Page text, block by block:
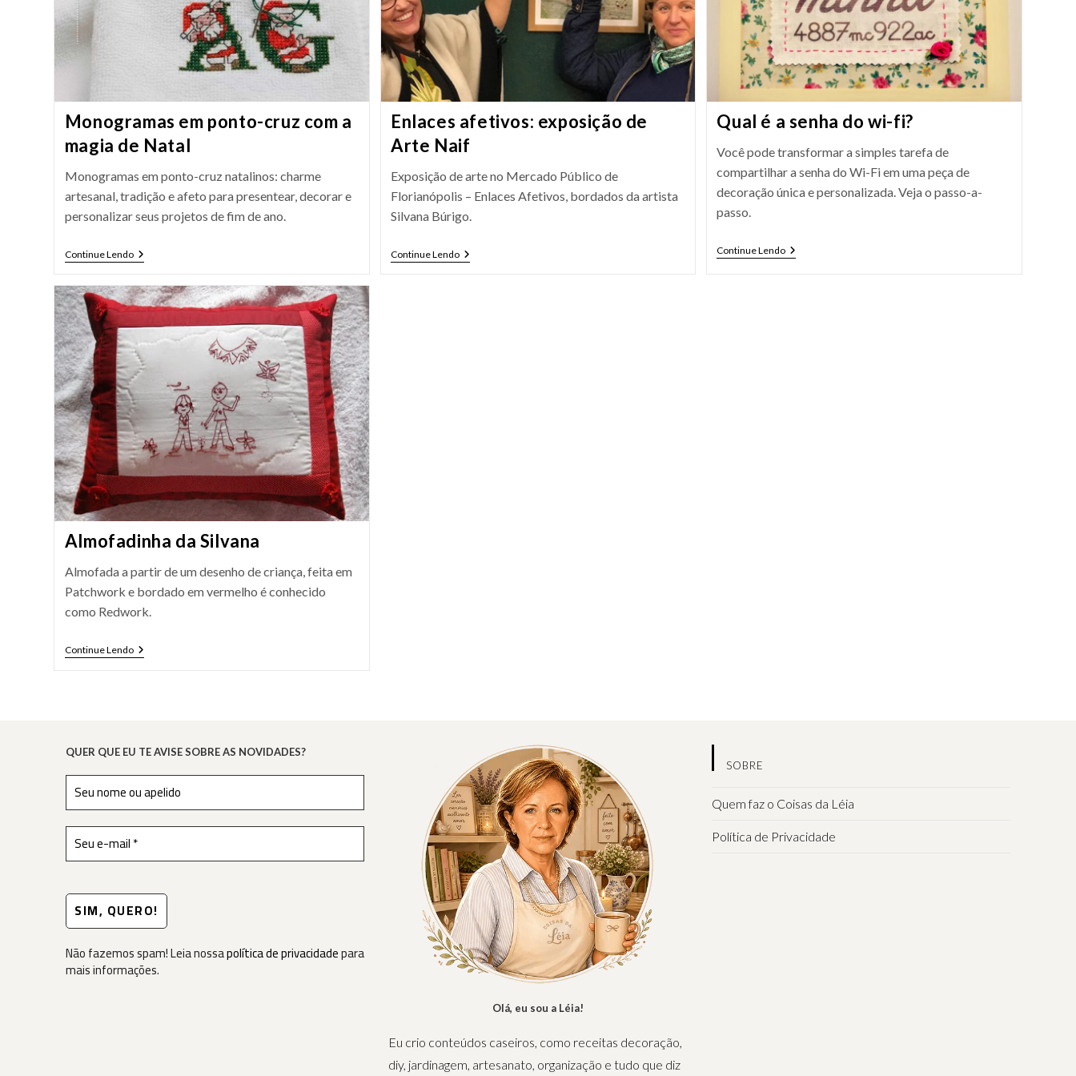
Monogramas em ponto-cruz com a
magia de Natal
Monogramas em ponto-cruz natalinos: charme
artesanal, tradição e afeto para presentear, decorar e
personalizar seus projetos de fim de ano.
Continue LendoMonogramas
Em
Cruz
Com
Magia
De
Natal
Enlaces afetivos: exposição de
Arte Naif
Exposição de arte no Mercado Público de
Florianópolis – Enlaces Afetivos, bordados da artista
Silvana Búrigo.
Continue LendoEnlaces
Afetivos:
Qual é a senha do wi-fi?
Você pode transformar a simples tarefa de
compartilhar a senha do Wi-Fi em uma peça de
decoração única e personalizada. Veja o passo-a-
passo.
Continue LendoQual
É
Almofadinha da Silvana
Almofada a partir de um desenho de criança, feita em
Patchwork e bordado em vermelho é conhecido
como Redwork.
Continue LendoAlmofadinha
Da
QUER QUE EU TE AVISE SOBRE AS NOVIDADES?
Não fazemos spam! Leia nossapolítica de privacidadepara
mais informações.
Olá, eu sou a Léia!
Eu crio conteúdos caseiros, como receitas decoração,
diy, jardinagem, artesanato, organização e tudo que diz
SOBRE
Quem faz o Coisas da Léia
Política de Privacidade